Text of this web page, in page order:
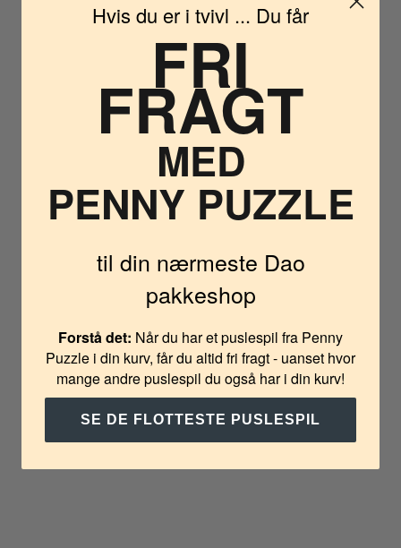
Hvis du er i tvivl ... Du får
FRI
FRAGT
MED
PENNY PUZZLE
til din nærmeste Dao
pakkeshop
Forstå det: Når du har et puslespil fra Penny
Puzzle i din kurv, får du altid fri fragt - uanset hvor
mange andre puslespil du også har i din kurv!
SE DE FLOTTESTE PUSLESPIL